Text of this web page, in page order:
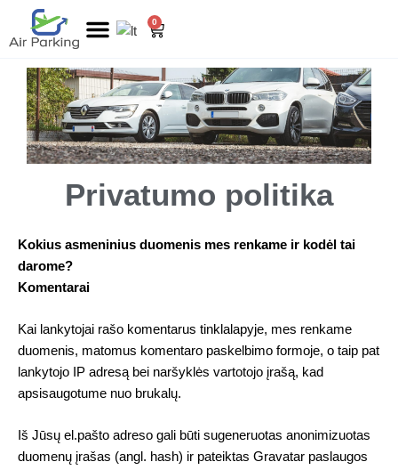
Pereiti
0
Cart
Privatumo politika
Kokius asmeninius duomenis mes renkame ir kodėl tai
darome?
Komentarai
Kai lankytojai rašo komentarus tinklalapyje, mes renkame
duomenis, matomus komentaro paskelbimo formoje, o taip pat
lankytojo IP adresą bei naršyklės vartotojo įrašą, kad
apsisaugotume nuo brukalų.
Iš Jūsų el.pašto adreso gali būti sugeneruotas anonimizuotas
duomenų įrašas (angl. hash) ir pateiktas Gravatar paslaugos